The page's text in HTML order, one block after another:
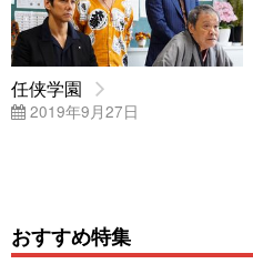
任侠学園
2019年9月27日
おすすめ特集